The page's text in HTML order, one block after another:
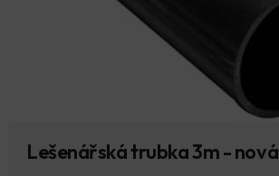
Lešenářská trubka 3m - nová